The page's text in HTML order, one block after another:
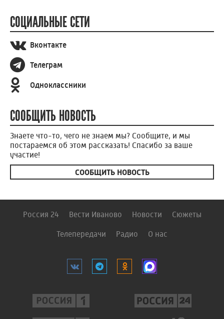
СОЦИАЛЬНЫЕ СЕТИ
Вконтакте
Телеграм
Одноклассники
СООБЩИТЬ НОВОСТЬ
Знаете что-то, чего не знаем мы? Сообщите, и мы
постараемся об этом рассказать! Спасибо за ваше
участие!
СООБЩИТЬ НОВОСТЬ
Россия 24 Вести Иваново Новости Сюжеты
Телепередачи Радио О нас